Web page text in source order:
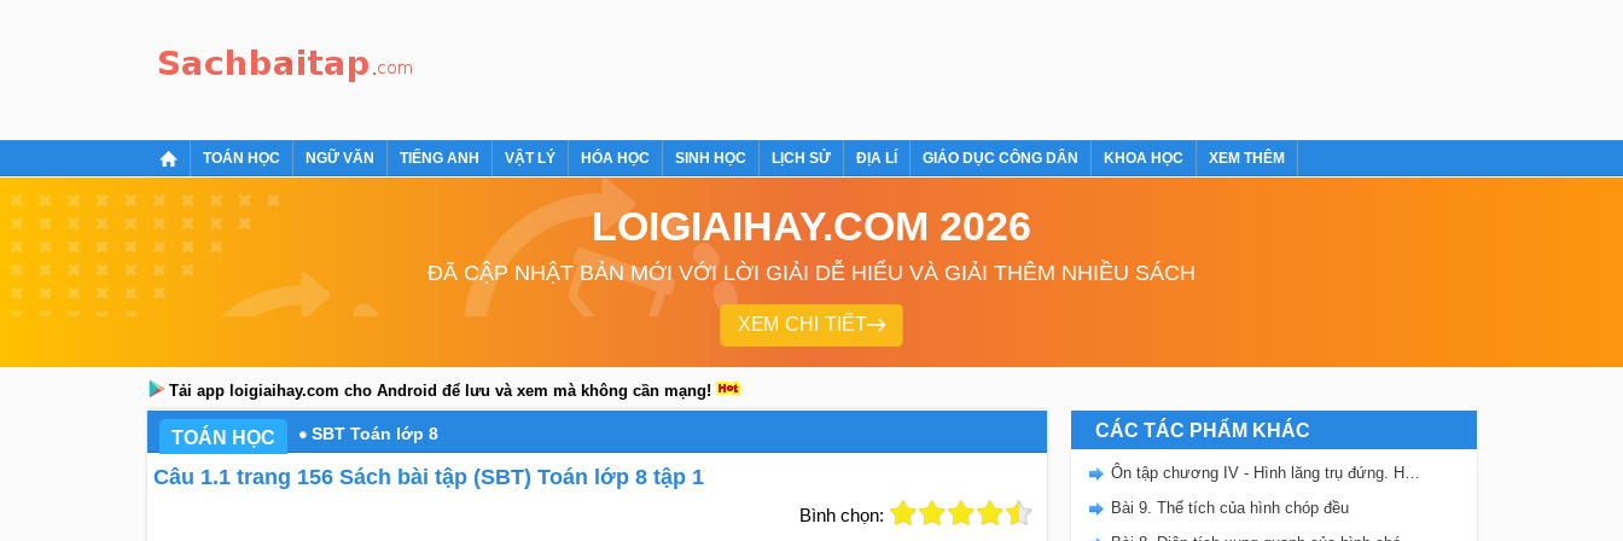
TOÁN HỌC NGỮ VĂN TIẾNG ANH VẬT LÝ HÓA HỌC SINH HỌC LỊCH SỬ ĐỊA LÍ GIÁO DỤC CÔNG DÂN KHOA HỌC XEM THÊM
LOIGIAIHAY.COM 2026
ĐÃ CẬP NHẬT BẢN MỚI VỚI LỜI GIẢI DỄ HIỂU VÀ GIẢI THÊM NHIỀU SÁCH
XEM CHI TIẾT
Tải app loigiaihay.com cho Android để lưu và xem mà không cần mạng!
TOÁN HỌC SBT Toán lớp 8
Câu 1.1 trang 156 Sách bài tập (SBT) Toán lớp 8 tập 1
Bình chọn:
CÁC TÁC PHẨM KHÁC
Ôn tập chương IV - Hình lăng trụ đứng. Hình chóp đều
Bài 9. Thể tích của hình chóp đều